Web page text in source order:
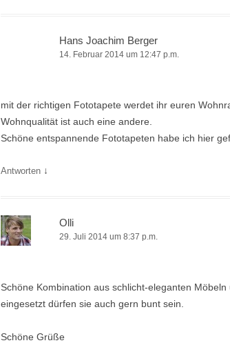
Hans Joachim Berger
14. Februar 2014 um 12:47 p.m.
mit der richtigen Fototapete werdet ihr euren
Wohnqualität ist auch eine andere.
Schöne entspannende Fototapeten habe ich hier
Antworten ↓
Olli
29. Juli 2014 um 8:37 p.m.
Schöne Kombination aus schlicht-eleganten
eingesetzt dürfen sie auch gern bunt sein.
Schöne Grüße